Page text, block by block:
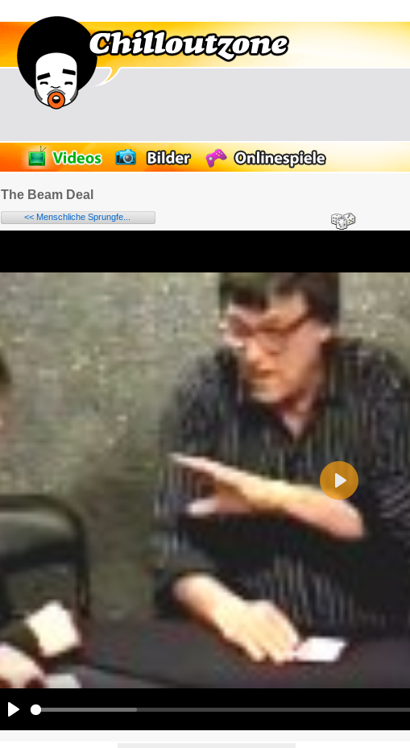
The Beam Deal
<< Menschliche Sprungfe...
Play
E-Mail-Adresse (optional):
Alle HTML-Tags außer <br>, <strike> und <i> werden aus Deinem Kommentar entfernt.
URLs werden automatisch umgewandelt. Bitte verwende "www." oder "http://" in URLs
Ich möchte eine E-Mail, wenn auf dieser Seite weitere Kommentare erscheinen.